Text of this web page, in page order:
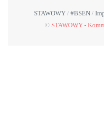
STAWOWY #BSEN
© STAWOWY -